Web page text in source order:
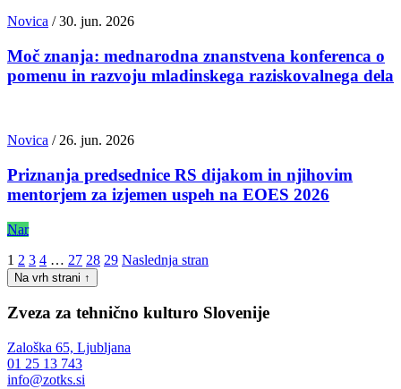
Novica /30. jun. 2026
Moč znanja: mednarodna znanstvena konferenca o
pomenu in razvoju mladinskega raziskovalnega dela
Novica / 26. jun. 2026
Priznanja predsednice RS dijakom in njihovim
mentorjem za izjemen uspeh na EOES 2026
Nar
1 2 3 4 … 27 28 29 Naslednja stran
Na vrh strani ↑
Zveza za tehnično kulturo Slovenije
Zaloška 65, Ljubljana
01 25 13 743
info@zotks.si